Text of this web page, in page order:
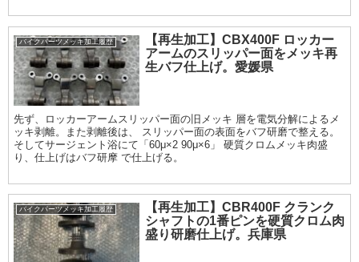
バイクパーツメッキ加工履歴
【再生加工】CBX400F ロッカー
アームのスリッパー面をメッキ再
生バフ仕上げ。愛媛県
先ず、ロッカーアームスリッパー面の旧メッキ 層を電気分解によるメ
ッキ剥離。また剥離後は、 スリッパー面の表面をバフ研磨で整える。
そしてサージェント浴にて「60μ×2 90μ×6」 硬質クロムメッキ肉盛
り、仕上げはバフ研摩 で仕上げる。
バイクパーツメッキ加工履歴
【再生加工】CBR400F クランク
シャフトの1番ピンを硬質クロム肉
盛り研磨仕上げ。兵庫県